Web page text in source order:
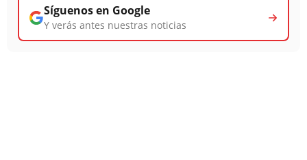
Síguenos en Google
Y verás antes nuestras noticias